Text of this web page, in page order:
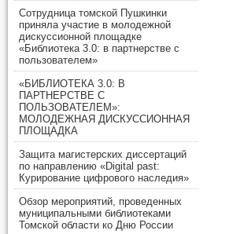
Сотрудница томской Пушкинки
приняла участие в молодежной
дискуссионной площадке
«Библиотека 3.0: в партнерстве с
пользователем»
«БИБЛИОТЕКА 3.0: В
ПАРТНЕРСТВЕ С
ПОЛЬЗОВАТЕЛЕМ»:
МОЛОДЕЖНАЯ ДИСКУССИОННАЯ
ПЛОЩАДКА
Защита магистерских диссертаций
по направлению «Digital past:
Курирование цифрового наследия»
Обзор мероприятий, проведенных
муниципальными библиотеками
Томской области ко Дню России